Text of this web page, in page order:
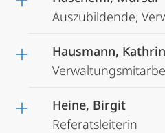
Auszubildende,
Hausmann, Kathrin
Heine, Birgit
Referatsleiterin